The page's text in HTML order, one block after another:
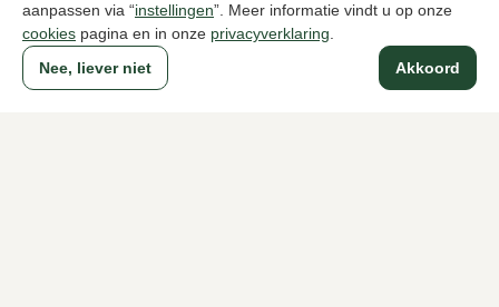
aanpassen via “instellingen”. Meer informatie vindt u op onze
cookies pagina en in onze privacyverklaring
Akkoord
Nee, liever niet
Brunate
Blauwe pumps dames
199,95
Unisa
139,95